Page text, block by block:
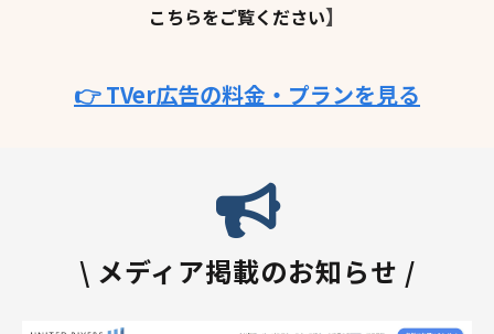
こちらをご覧ください】
👉 TVer広告の料金・プランを見る
\ メディア掲載のお知らせ /